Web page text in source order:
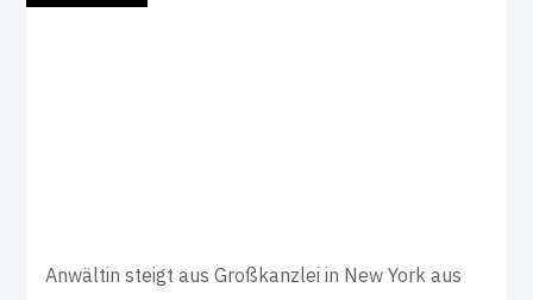
Anwältin steigt aus Großkanzlei in New York aus